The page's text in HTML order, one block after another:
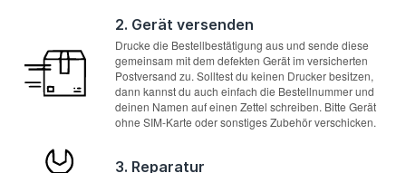
2. Gerät versenden
Drucke die Bestellbestätigung aus und sende diese
gemeinsam mit dem defekten Gerät im versicherten
Postversand zu. Solltest du keinen Drucker besitzen,
dann kannst du auch einfach die Bestellnummer und
deinen Namen auf einen Zettel schreiben. Bitte Gerät
ohne SIM-Karte oder sonstiges Zubehör verschicken.
3. Reparatur